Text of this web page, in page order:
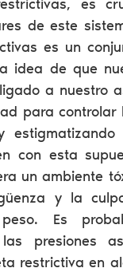
es
de este
es un
idea de que
a nuestro
para controlar
con esta
un ambiente
y la
Es
las presiones
restrictiva en